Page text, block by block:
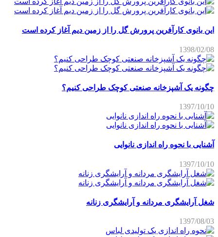
این بانوی کارآفرین پرورش گل را از زمین دیم آغاز کرده است
1398/02/08
چگونه یک آشپزخانه صنعتی کوچک طراحی کنیم؟
1397/10/10
آشنایی با نحوه راه اندازی نانوایی
1397/10/10
شغل آرایشگری مردانه و آرایشگری زنانه
1397/08/03